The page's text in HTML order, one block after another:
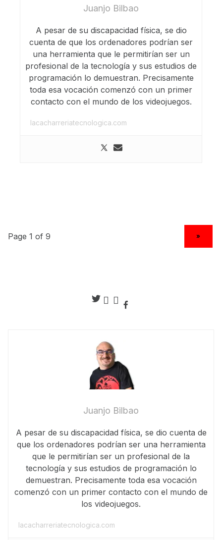
Juanjo Bilbao
A pesar de su discapacidad física, se dio
cuenta de que los ordenadores podrían ser
una herramienta que le permitirían ser un
profesional de la tecnología y sus estudios de
programación lo demuestran. Precisamente
toda esa vocación comenzó con un primer
contacto con el mundo de los videojuegos.
lacacharreriatecnologica.com
»
Juanjo Bilbao
A pesar de su discapacidad física, se dio cuenta de
que los ordenadores podrían ser una herramienta
que le permitirían ser un profesional de la
tecnología y sus estudios de programación lo
demuestran. Precisamente toda esa vocación
comenzó con un primer contacto con el mundo de
los videojuegos.
lacacharreriatecnologica.com